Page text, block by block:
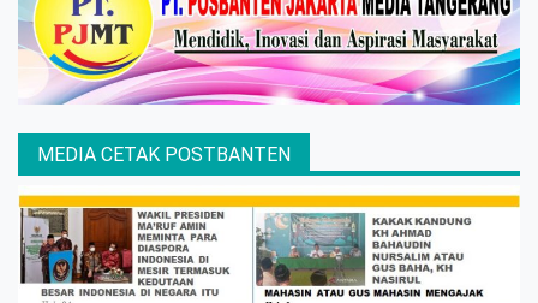
MEDIA CETAK POSTBANTEN